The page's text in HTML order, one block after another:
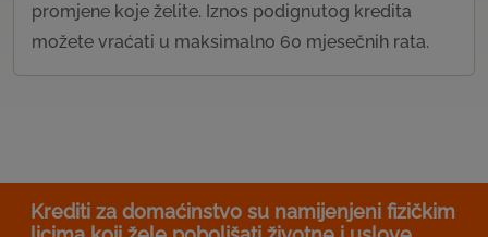
promjene koje želite. Iznos podignutog kredita
možete vraćati u maksimalno 60 mjesečnih rata.
Krediti za domaćinstvo su namijenjeni fizičkim